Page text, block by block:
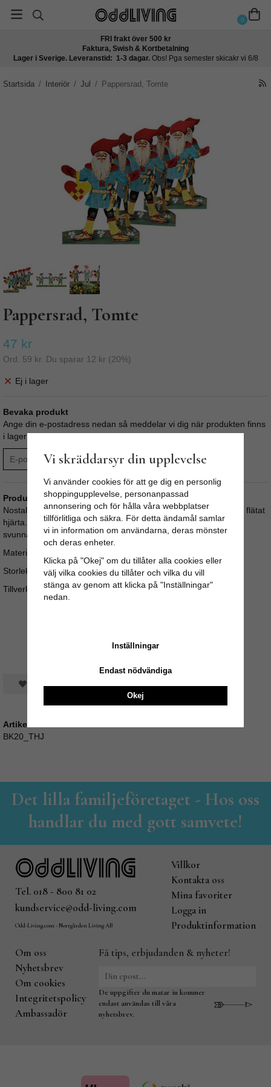
0
FRI frakt över 500 kr
Faktura, Swish & Kortbetalning
Lager i Sverige. Leveranstid: 1-3 dagar. Obs! Pga semester skicakr vi 6/8
Startsida / Interiör / Jul / Pappersrad, Tomte
Pappersrad, Tomte
47 kr
Ord. 59 kr . Du sparar 12 kr (20%)
Ej i lager
Bevaka produkt
Ange din e-postadress nedan så meddelar vi dig när produkten finns
i lager! Din e-postadress sparas i upp till 180 dagar.
BEVAKA
Produktbeskrivning:
Nostalgiskt julpynt i form av pappersrad med tomte som bär ett flätat
hjärta. Klassiskt gammaldags julgranspynt som för tankarna till
svunna tider.
Material: Papper
Storlek: Höjd: 14 cm Längd utsträckt 60 cm
Tillverkad i Sverige.
Spara som favorit
Artikelnummer:
BK20_THJ
Det lilla familjeföretaget - Hos oss
handlar du med gott samvete!
Tel. 018 - 800 81 02
kundservice@odd-living.com
Odd-Living.com - Norrgården Living AB
Villkor
Kontakta oss
Mina favoriter
Logga in
Produktinformation
Om oss
Nyhetsbrev
Om cookies
Integritetspolicy
Ambassadör
Få tips, erbjudanden & nyheter!
De uppgifter du matar in kommer
endast användas till våra
nyhetsbrev.
Vi skräddarsyr din upplevelse
Vi använder cookies för att ge dig en personlig
shoppingupplevelse, personanpassad
annonsering och för hålla våra webbplatser
tillförlitliga och säkra. För detta ändamål samlar
vi in information om användarna, deras mönster
och deras enheter.
Klicka på "Okej" om du tillåter alla cookies eller
välj vilka cookies du tillåter och vilka du vill
stänga av genom att klicka på "Inställningar"
nedan.
Inställningar
Endast nödvändiga
Okej